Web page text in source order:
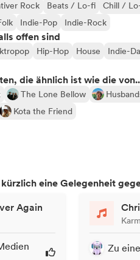
Rock Beats / Lo-fi Chill /
Indie-Pop Indie-Rock
offen sind
Hip-Hop House Indie-
die ähnlich ist wie die
The Lone Bellow
Kota the Friend
eine Gelegenheit
Again
Zu